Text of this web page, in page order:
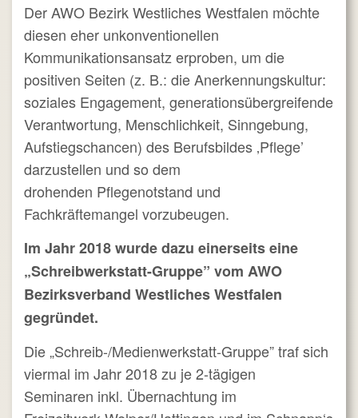
Der AWO Bezirk Westliches Westfalen möchte
diesen eher unkonventionellen
Kommunikationsansatz erproben, um die
positiven Seiten (z. B.: die Anerkennungskultur:
soziales Engagement, generationsübergreifende
Verantwortung, Menschlichkeit, Sinngebung,
Aufstiegschancen) des Berufsbildes ‚Pflege’
darzustellen und so dem
drohenden Pflegenotstand und
Fachkräftemangel vorzubeugen.
Im Jahr 2018 wurde dazu einerseits eine
„Schreibwerkstatt-Gruppe” vom AWO
Bezirksverband Westliches Westfalen
gegründet.
Die „Schreib-/Medienwerkstatt-Gruppe” traf sich
viermal im Jahr 2018 zu je 2-tägigen
Seminaren inkl. Übernachtung im